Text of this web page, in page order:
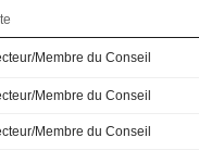
Membre du Conseil
Membre du Conseil
Membre du Conseil